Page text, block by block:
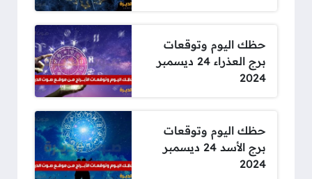
حظك اليوم وتوقعات
برج العذراء 24 ديسمبر
2024
حظك اليوم وتوقعات
برج الأسد 24 ديسمبر
2024